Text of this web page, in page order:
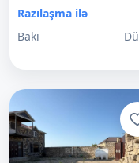
Razılaşma ilə
Bakı